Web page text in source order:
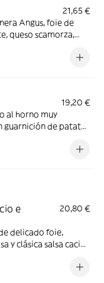
21,65 €
Angus, foie de
queso scamorza,
fritas y salsa Mesone.
19,20 €
al horno muy
guarnición de patatas
e
20,80 €
delicado foie,
y clásica salsa cacio